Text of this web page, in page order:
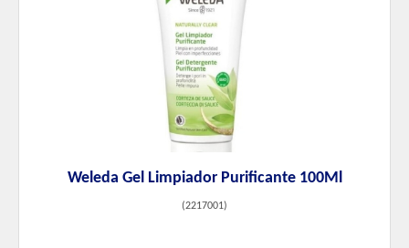
Weleda Gel Limpiador Purificante 100Ml
(2217001)